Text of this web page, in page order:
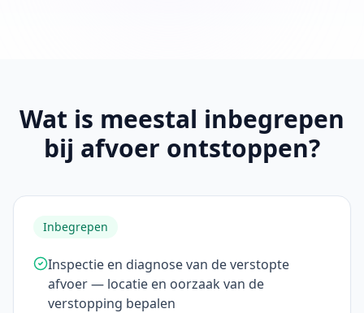
Wat is meestal inbegrepen
bij afvoer ontstoppen?
Inbegrepen
Inspectie en diagnose van de verstopte
afvoer — locatie en oorzaak van de
verstopping bepalen